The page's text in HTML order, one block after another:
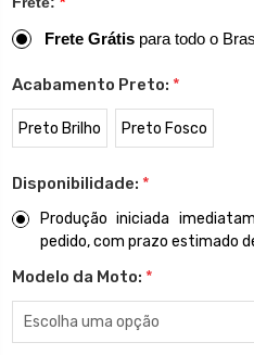
Frete Grátis para todo o
Acabamento Preto: *
Preto Brilho Preto Fosco
Disponibilidade: *
Produção iniciada
pedido, com prazo estimado
Modelo da Moto: *